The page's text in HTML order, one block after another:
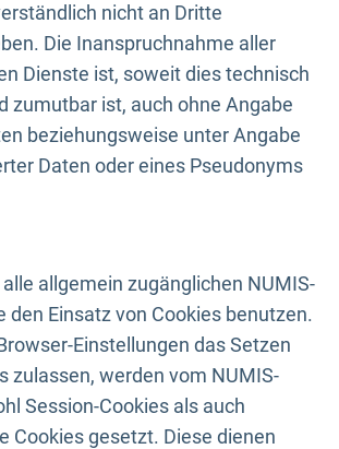
nicht an Dritte
Die Inanspruchnahme aller
Dienste ist, soweit dies technisch
zumutbar ist, auch ohne Angabe
beziehungsweise unter Angabe
Daten oder eines Pseudonyms
allgemein zugänglichen NUMIS-
den Einsatz von Cookies benutzen.
Einstellungen das Setzen
zulassen, werden vom NUMIS-
Session-Cookies als auch
Cookies gesetzt. Diese dienen